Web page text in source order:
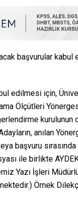
başvurular kabul
edilmesi için,
Ölçütleri
kurulunun
anılan
başvuru
ile birlikte
Yazı İşleri
Örnek